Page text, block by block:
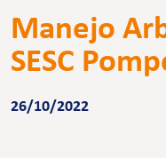
Manejo
SESC
26/10/2022